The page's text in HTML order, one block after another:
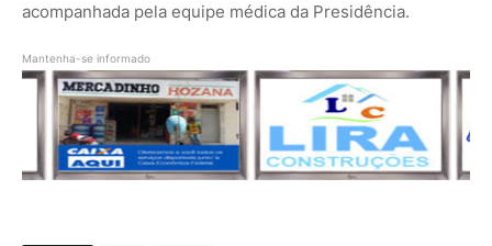
acompanhada pela equipe médica da Presidência.
Mantenha-se informado